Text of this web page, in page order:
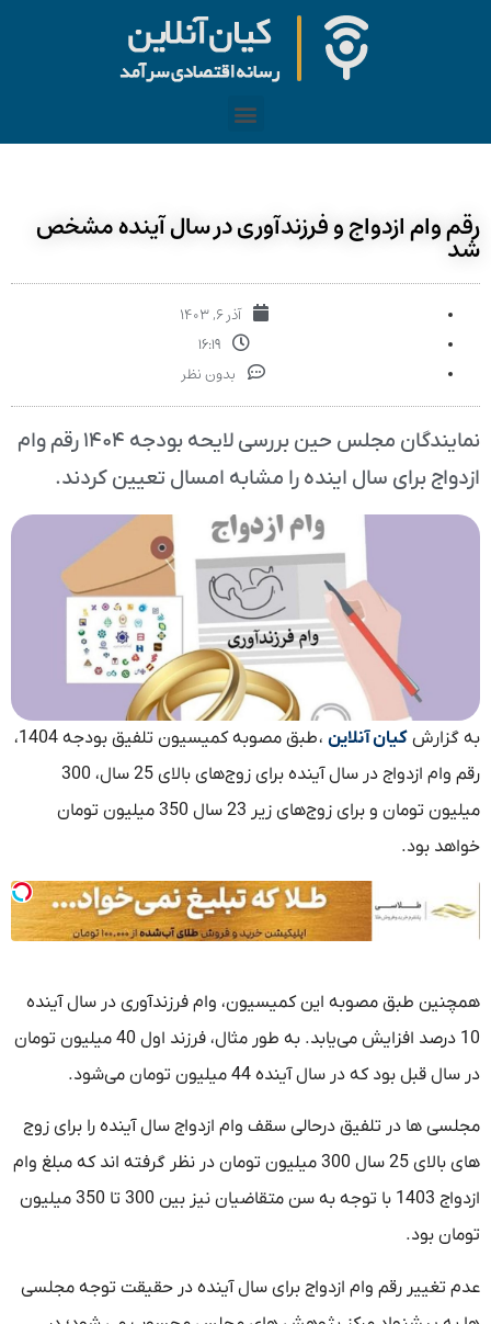
رقم وام ازدواج و فرزندآوری در سال آینده مشخص
شد
آذر ۶, ۱۴۰۳
۱۶:۱۹
بدون نظر
نمایندگان مجلس حین بررسی لایحه بودجه ۱۴۰۴ رقم وام
ازدواج برای سال اینده را مشابه امسال تعیین کردند.
به گزارش کیان آنلاین
، طبق مصوبه کمیسیون تلفیق بودجه 1404،
رقم وام ازدواج در سال آینده برای زوج‌های بالای 25 سال، 300
میلیون تومان و برای زوج‌های زیر 23 سال 350 میلیون تومان
خواهد بود.
همچنین طبق مصوبه این کمیسیون، وام فرزندآوری در سال آینده
10 درصد افزایش می‌یابد. به طور مثال، فرزند اول 40 میلیون تومان
در سال قبل بود که در سال آینده 44 میلیون تومان می‌شود.
مجلسی ها در تلفیق درحالی سقف وام ازدواج سال آینده را برای زوج
های بالای 25 سال 300 میلیون تومان در نظر گرفته اند که مبلغ وام
ازدواج 1403 با توجه به سن متقاضیان نیز بین 300 تا 350 میلیون
تومان بود.
عدم تغییر رقم وام ازدواج برای سال آینده در حقیقت توجه مجلسی